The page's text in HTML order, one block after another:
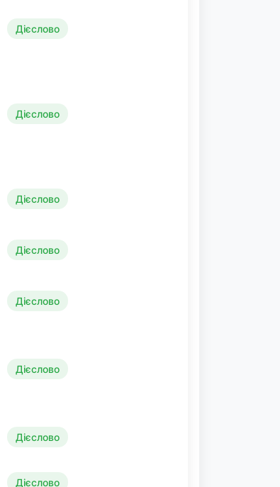
Дієслово
Дієслово
Дієслово
Дієслово
Дієслово
Дієслово
Дієслово
Дієслово